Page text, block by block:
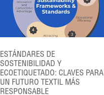
ESTÁNDARES DE
SOSTENIBILIDAD Y
ECOETIQUETADO: CLAVES PARA
UN FUTURO TEXTIL MÁS
RESPONSABLE